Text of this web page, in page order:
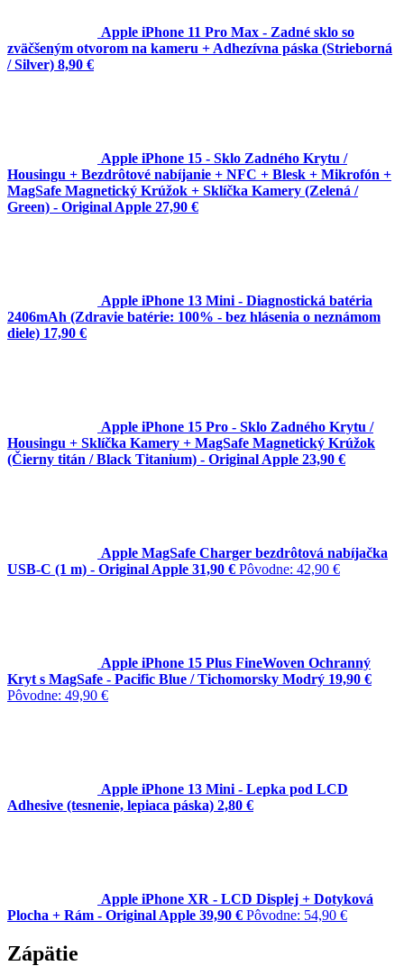
Apple iPhone 11 Pro Max - Zadné sklo so
zväčšeným otvorom na kameru + Adhezívna páska (Strieborná
/ Silver) 8,90 €
Apple iPhone 15 - Sklo Zadného Krytu /
Housingu + Bezdrôtové nabíjanie + NFC + Blesk + Mikrofón +
MagSafe Magnetický Krúžok + Sklíčka Kamery (Zelená /
Green) - Original Apple 27,90 €
Apple iPhone 13 Mini - Diagnostická batéria
2406mAh (Zdravie batérie: 100% - bez hlásenia o neznámom
diele) 17,90 €
Apple iPhone 15 Pro - Sklo Zadného Krytu /
Housingu + Sklíčka Kamery + MagSafe Magnetický Krúžok
(Čierny titán / Black Titanium) - Original Apple 23,90 €
Apple MagSafe Charger bezdrôtová nabíjačka
USB-C (1 m) - Original Apple 31,90 € Pôvodne: 42,90 €
Apple iPhone 15 Plus FineWoven Ochranný
Kryt s MagSafe - Pacific Blue / Tichomorsky Modrý 19,90 €
Pôvodne: 49,90 €
Apple iPhone 13 Mini - Lepka pod LCD
Adhesive (tesnenie, lepiaca páska) 2,80 €
Apple iPhone XR - LCD Displej + Dotyková
Plocha + Rám - Original Apple 39,90 € Pôvodne: 54,90 €
Zápätie